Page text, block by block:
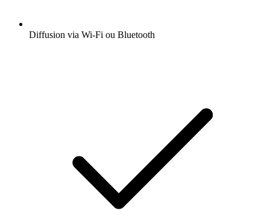
Diffusion via Wi-Fi ou Bluetooth